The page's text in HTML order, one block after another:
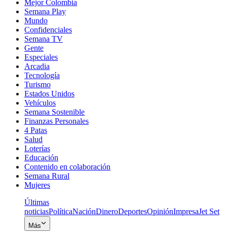
Mejor Colombia
Semana Play
Mundo
Confidenciales
Semana TV
Gente
Especiales
Arcadia
Tecnología
Turismo
Estados Unidos
Vehículos
Semana Sostenible
Finanzas Personales
4 Patas
Salud
Loterías
Educación
Contenido en colaboración
Semana Rural
Mujeres
Últimas
noticiasPolíticaNaciónDineroDeportesOpiniónImpresaJet Set
Más